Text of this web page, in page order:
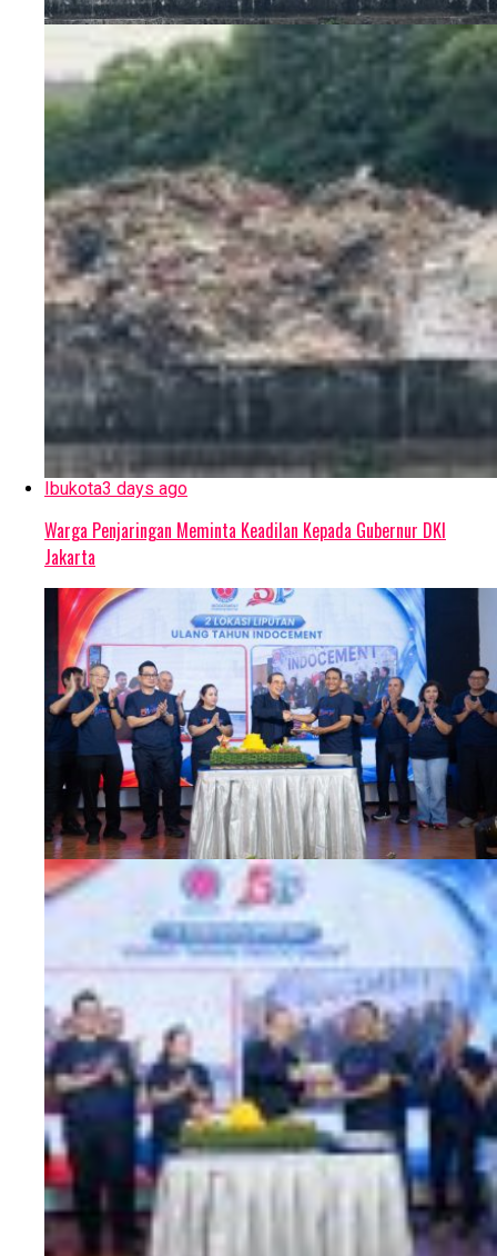
Ibukota3 days ago
Warga Penjaringan Meminta Keadilan Kepada Gubernur DKI
Jakarta